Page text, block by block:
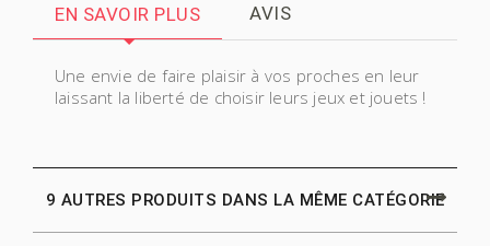
EN SAVOIR PLUS AVIS
Une envie de faire plaisir à vos proches en leur
laissant la liberté de choisir leurs jeux et jouets !
9 AUTRES PRODUITS DANS LA MÊME CATÉGORIE